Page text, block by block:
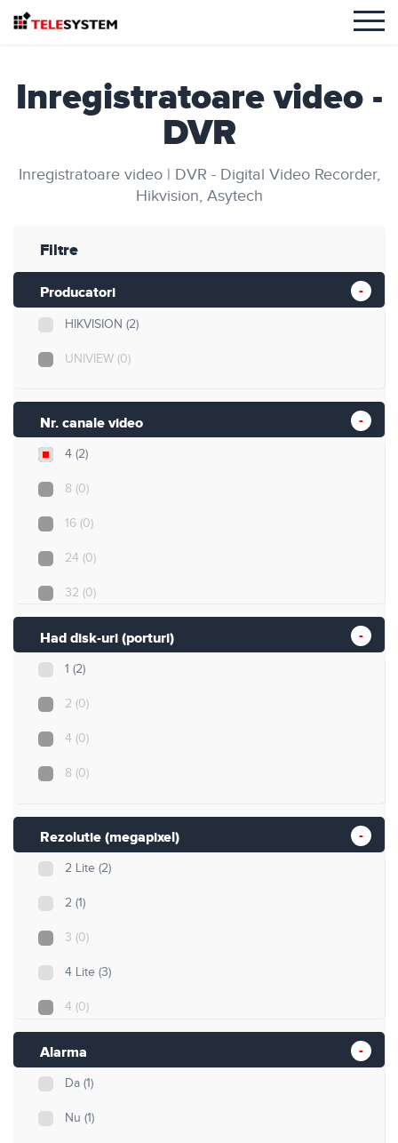
Inregistratoare video -
DVR
Inregistratoare video | DVR - Digital Video Recorder,
Hikvision, Asytech
Filtre
Producatori
HIKVISION (2)
UNIVIEW (0)
Nr. canale video
4 (2)
8 (0)
16 (0)
24 (0)
32 (0)
Had disk-uri (porturi)
1 (2)
2 (0)
4 (0)
8 (0)
Rezolutie (megapixel)
2 Lite (2)
2 (1)
3 (0)
4 Lite (3)
4 (0)
5 Lite
8 (8)
Alarma
Da (1)
Nu (1)